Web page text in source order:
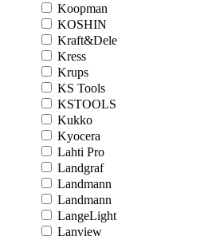
Koopman
KOSHIN
Kraft&Dele
Kress
Krups
KS Tools
KSTOOLS
Kukko
Kyocera
Lahti Pro
Landgraf
Landmann
Landmann
LangeLight
Lanview